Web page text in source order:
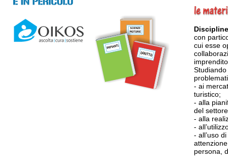
con
cui esse
- ai
turistico;
- alla
del
- alla
-
- all’uso
persona,